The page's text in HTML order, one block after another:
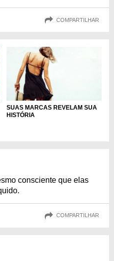
COMPARTILHAR
SUAS MARCAS REVELAM SUA
HISTÓRIA
consciente que elas
COMPARTILHAR